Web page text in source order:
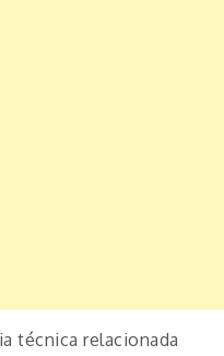
técnica relacionada